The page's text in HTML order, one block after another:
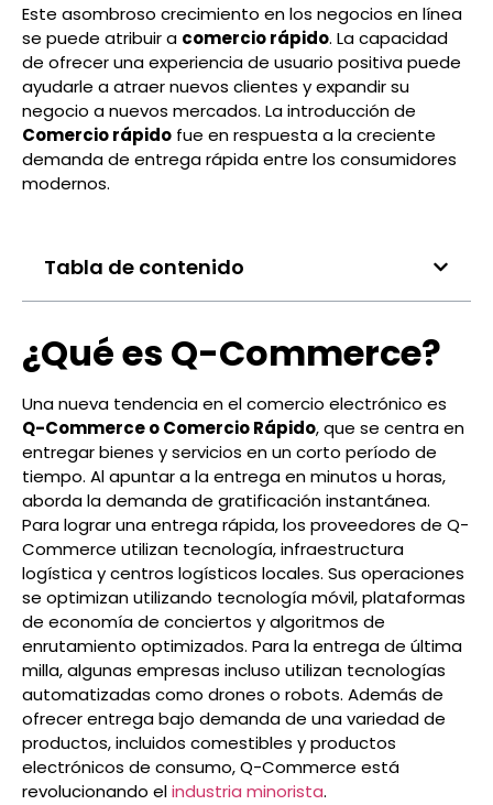
Este asombroso crecimiento en los negocios en línea
se puede atribuir a comercio rápido. La capacidad
de ofrecer una experiencia de usuario positiva puede
ayudarle a atraer nuevos clientes y expandir su
negocio a nuevos mercados. La introducción de
Comercio rápido fue en respuesta a la creciente
demanda de entrega rápida entre los consumidores
modernos.
Tabla de contenido
¿Qué es Q-Commerce?
Una nueva tendencia en el comercio electrónico es
Q-Commerce o Comercio Rápido, que se centra en
entregar bienes y servicios en un corto período de
tiempo. Al apuntar a la entrega en minutos u horas,
aborda la demanda de gratificación instantánea.
Para lograr una entrega rápida, los proveedores de Q-
Commerce utilizan tecnología, infraestructura
logística y centros logísticos locales. Sus operaciones
se optimizan utilizando tecnología móvil, plataformas
de economía de conciertos y algoritmos de
enrutamiento optimizados. Para la entrega de última
milla, algunas empresas incluso utilizan tecnologías
automatizadas como drones o robots. Además de
ofrecer entrega bajo demanda de una variedad de
productos, incluidos comestibles y productos
electrónicos de consumo, Q-Commerce está
revolucionando elindustria minorista.